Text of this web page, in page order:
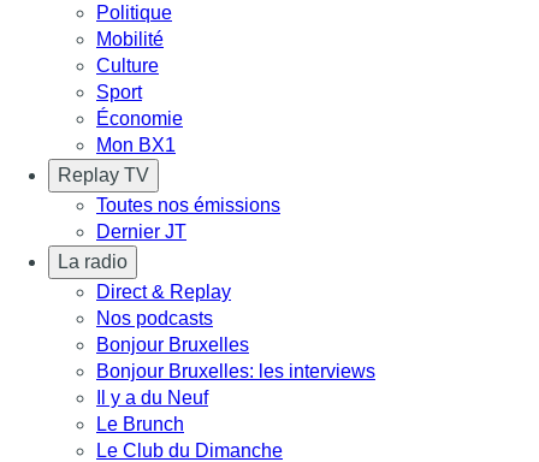
Politique
Mobilité
Culture
Sport
Économie
Mon BX1
Replay TV
Toutes nos émissions
Dernier JT
La radio
Direct & Replay
Nos podcasts
Bonjour Bruxelles
Bonjour Bruxelles: les interviews
Il y a du Neuf
Le Brunch
Le Club du Dimanche